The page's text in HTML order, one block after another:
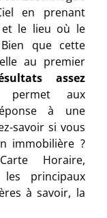
en prenant
et le lieu où le
que cette
au premier
assez
permet aux
à une
savoir si vous
immobilière ?
Horaire,
principaux
à savoir, la